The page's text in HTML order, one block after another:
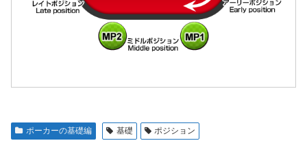
ポーカーの基礎編 基礎 ポジション